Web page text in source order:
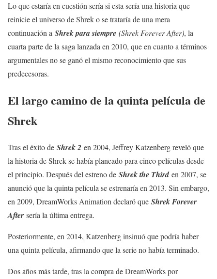
Lo que estaría en cuestión sería si esta sería una historia que
reinicie el universo de Shrek o se trataría de una mera
continuación a Shrek para siempre (Shrek Forever After), la
cuarta parte de la saga lanzada en 2010, que en cuanto a términos
argumentales no se ganó el mismo reconocimiento que sus
predecesoras.
El largo camino de la quinta película de
Shrek
Tras el éxito de Shrek 2 en 2004, Jeffrey Katzenberg reveló que
la historia de Shrek se había planeado para cinco películas desde
el principio. Después del estreno de Shrek the Thirden 2007, se
anunció que la quinta película se estrenaría en 2013. Sin embargo,
en 2009, DreamWorks Animation declaró que Shrek Forever
After sería la última entrega.
Posteriormente, en 2014, Katzenberg insinuó que podría haber
una quinta película, afirmando que la serie no había terminado.
Dos años más tarde, tras la compra de DreamWorks por